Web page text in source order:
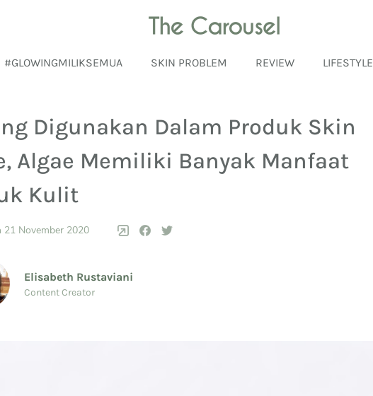
#GLOWINGMILIKSEMUA SKIN PROBLEM REVIEW LIFESTYLE
Digunakan Dalam Produk Skin
Algae Memiliki Banyak Manfaat
Kulit
21 November 2020
Elisabeth Rustaviani
Content Creator